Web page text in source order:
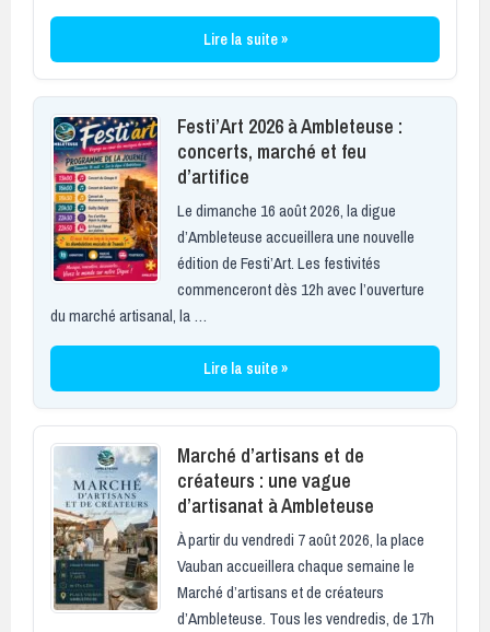
Lire la suite »
Festi’Art 2026 à Ambleteuse :
concerts, marché et feu
d’artifice
Le dimanche 16 août 2026, la digue
d’Ambleteuse accueillera une nouvelle
édition de Festi’Art. Les festivités
commenceront dès 12h avec l’ouverture
du marché artisanal, la …
Lire la suite »
Marché d’artisans et de
créateurs : une vague
d’artisanat à Ambleteuse
À partir du vendredi 7 août 2026, la place
Vauban accueillera chaque semaine le
Marché d’artisans et de créateurs
d’Ambleteuse. Tous les vendredis, de 17h